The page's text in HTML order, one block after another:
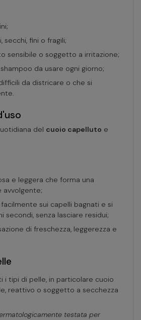
secchi, fini o fragili;
sensibile o soggetto a irritazione;
da usare ogni giorno;
da districare o che si
del cuoio capelluto e
e leggera che forma una
avvolgente;
sui capelli bagnati e si
secondi, senza lasciare residui;
di freschezza, leggerezza e
i tipi di pelle, in particolare cuoio
reattivo o soggetto a secchezza
testata per